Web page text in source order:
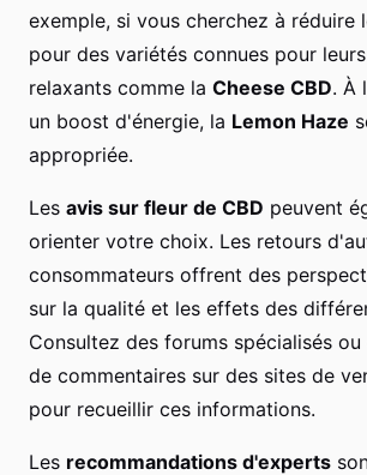
exemple, si vous cherchez à réduire
pour des variétés connues pour
relaxants comme la Cheese CBD. À
un boost d'énergie, la Lemon Haze
appropriée.
Les avis sur fleur de CBD peuvent
orienter votre choix. Les retours
consommateurs offrent des
sur la qualité et les effets des
Consultez des forums spécialisés
de commentaires sur des sites de
pour recueillir ces informations.
Les recommandations d'experts